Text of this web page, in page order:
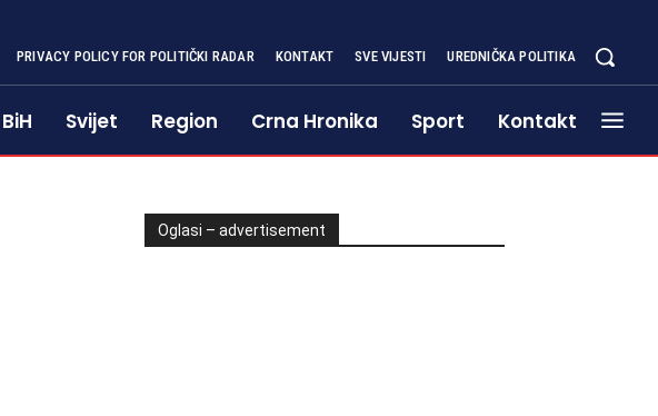
PRIVACY POLICY FOR POLITIČKI RADAR KONTAKT SVE VIJESTI UREDNIČKA POLITIKA
BiH Svijet Region Crna Hronika Sport Kontakt
Oglasi – advertisement